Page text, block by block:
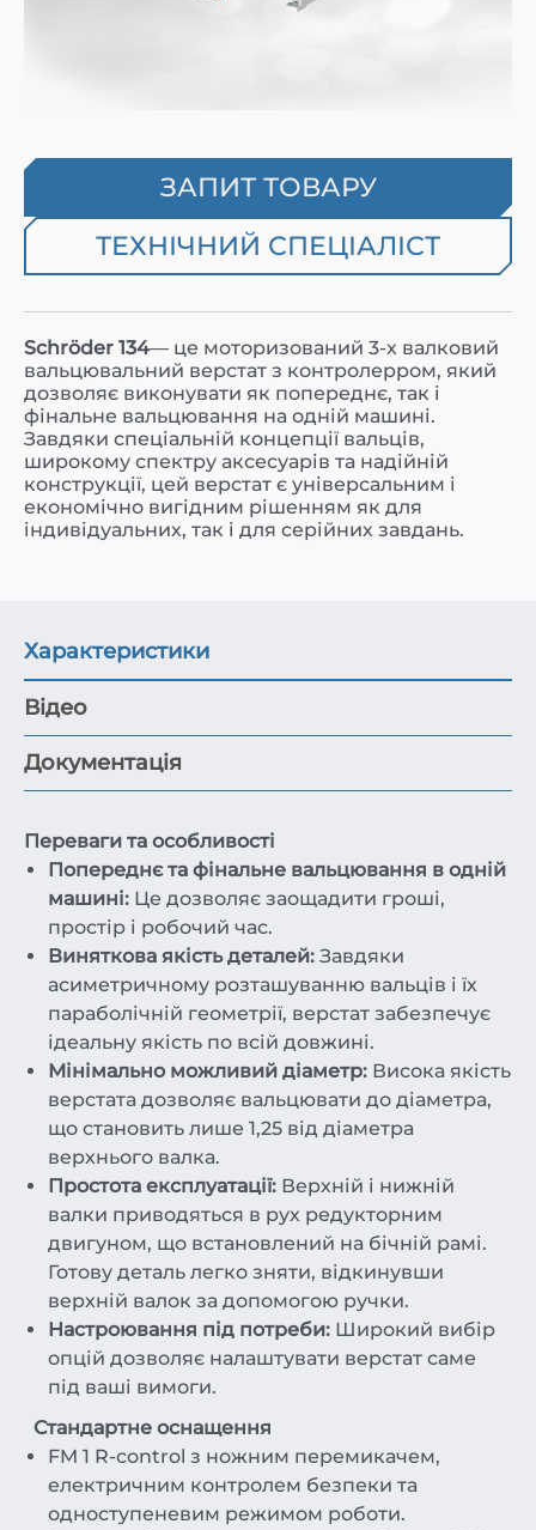
ЗАПИТ ТОВАРУ
ТЕХНІЧНИЙ СПЕЦІАЛІСТ
Schröder 134— це моторизований 3-х валковий
вальцювальний верстат з контролерром, який
дозволяє виконувати як попереднє, так і
фінальне вальцювання на одній машині.
Завдяки спеціальній концепції вальців,
широкому спектру аксесуарів та надійній
конструкції, цей верстат є універсальним і
економічно вигідним рішенням як для
індивідуальних, так і для серійних завдань.
Характеристики
Відео
Документація
Переваги та особливості
Попереднє та фінальне вальцювання в одній
машині: Це дозволяє заощадити гроші,
простір і робочий час.
Виняткова якість деталей: Завдяки
асиметричному розташуванню вальців і їх
параболічній геометрії, верстат забезпечує
ідеальну якість по всій довжині.
Мінімально можливий діаметр: Висока якість
верстата дозволяє вальцювати до діаметра,
що становить лише 1,25 від діаметра
верхнього валка.
Простота експлуатації: Верхній і нижній
валки приводяться в рух редукторним
двигуном, що встановлений на бічній рамі.
Готову деталь легко зняти, відкинувши
верхній валок за допомогою ручки.
Настроювання під потреби: Широкий вибір
опцій дозволяє налаштувати верстат саме
під ваші вимоги.
Стандартне оснащення
FM 1 R-control з ножним перемикачем,
електричним контролем безпеки та
одноступеневим режимом роботи.